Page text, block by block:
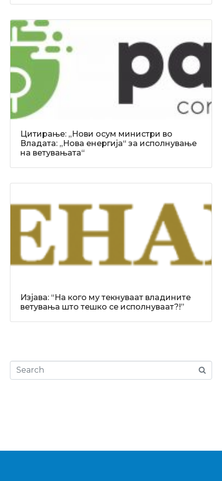
Цитирање: „Нови осум министри во
Владата: „Нова енергија“ за исполнување
на ветувањата“
Изјава: “На кого му текнуваат владините
ветувања што тешко се исполнуваат?!”